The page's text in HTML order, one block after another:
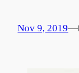
Nov 9, 2019—